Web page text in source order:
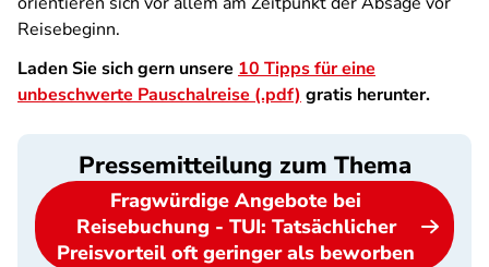
Reisebeginn.
Laden Sie sich gern unsere 10 Tipps für eine
unbeschwerte Pauschalreise (.pdf) gratis herunter.
Pressemitteilung zum Thema
Fragwürdige Angebote bei
Reisebuchung - TUI: Tatsächlicher
Preisvorteil oft geringer als beworben